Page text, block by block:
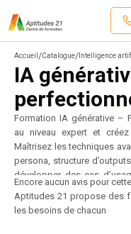
Accueil /Catalogue/ Intelligence
IA
Formation IA générative –
au niveau expert et
Maîtrisez les techniques
persona, structure
développer des cas
personnalisé aligné sur
également comment
plugins ChatGPT et des
Encore aucun avis pour
Aptitudes 21 propose des
les besoins de chacun